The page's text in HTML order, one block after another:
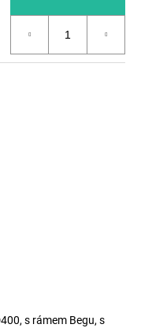
s rámem Begu, s